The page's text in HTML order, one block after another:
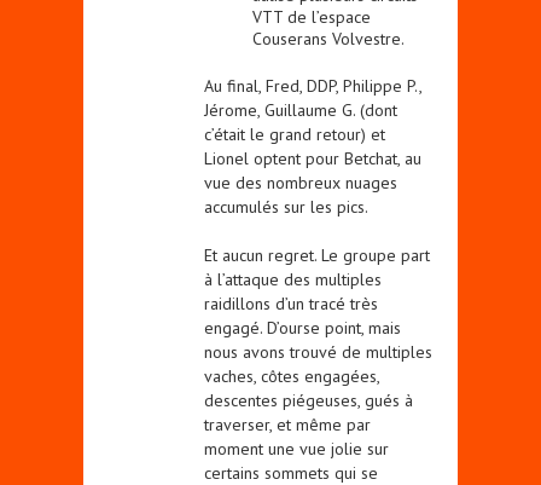
VTT de l’espace
Couserans Volvestre.
Au final, Fred, DDP, Philippe P.,
Jérome, Guillaume G. (dont
c’était le grand retour) et
Lionel optent pour Betchat, au
vue des nombreux nuages
accumulés sur les pics.
Et aucun regret. Le groupe part
à l’attaque des multiples
raidillons d’un tracé très
engagé. D’ourse point, mais
nous avons trouvé de multiples
vaches, côtes engagées,
descentes piégeuses, gués à
traverser, et même par
moment une vue jolie sur
certains sommets qui se